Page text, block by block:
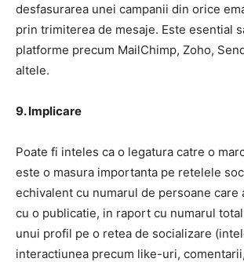
desfasurarea unei campanii din orice
prin trimiterea de mesaje. Este esential
platforme precum MailChimp, Zoho,
altele.
9. Implicare
Poate fi inteles ca o legatura catre o
este o masura importanta pe retelele
echivalent cu numarul de persoane care
cu o publicatie, in raport cu numarul
unui profil pe o retea de socializare
interactiunea precum like-uri,